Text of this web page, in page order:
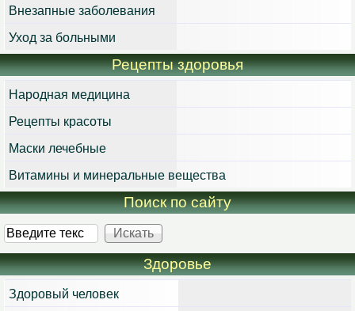
Внезапные заболевания
Уход за больными
Рецепты здоровья
Народная медицина
Рецепты красоты
Маски лечебные
Витамины и минеральные вещества
Поиск по сайту
Искать
Здоровье
Здоровый человек